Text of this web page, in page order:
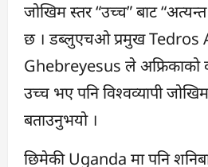
जोखिम स्तर “उच्च” बाट
छ । डब्लुएचओ प्रमुख Tedros
Ghebreyesus ले अफ्रिकाको
उच्च भए पनि विश्वव्यापी
बताउनुभयो ।
छिमेकी Uganda मा पनि